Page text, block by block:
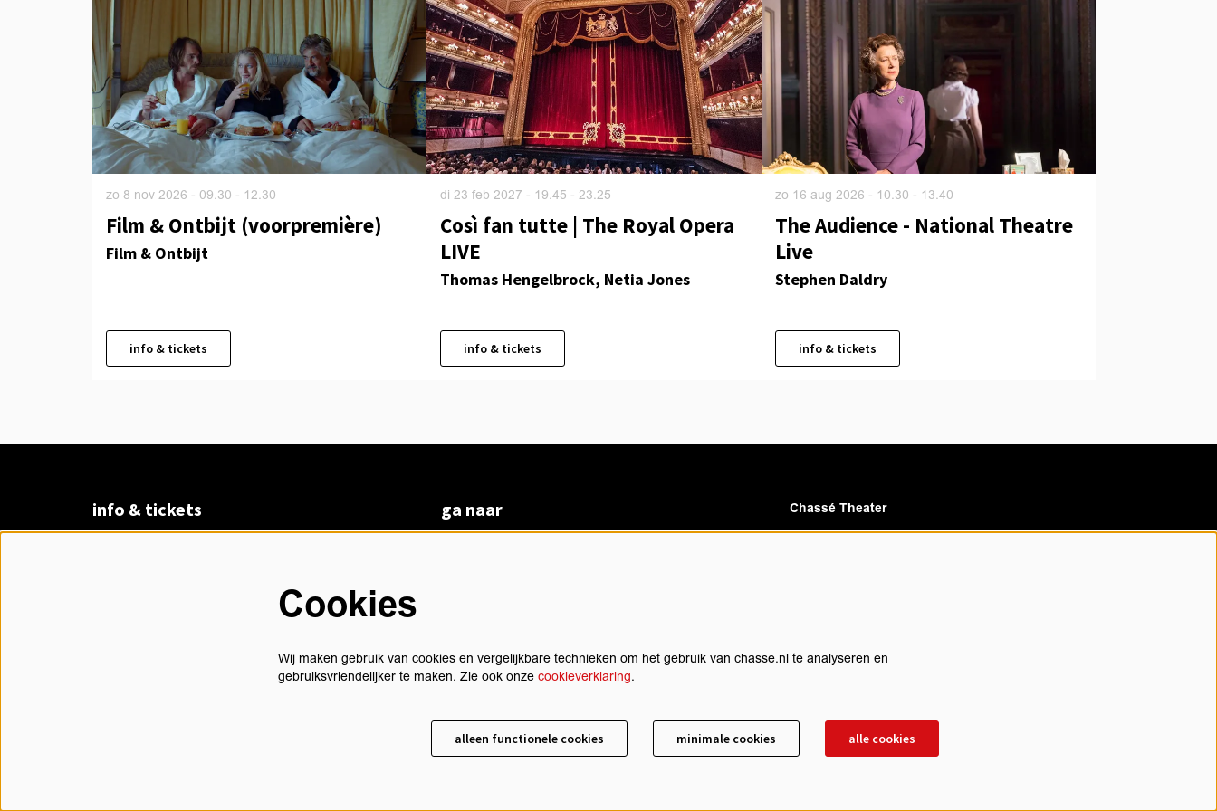
Film & Ontbijt (voorpremière)
Film & Ontbijt
zo 8 nov 2026 - 09.30 - 12.30
info & tickets
Così fan tutte | The Royal Opera
LIVE
Thomas Hengelbrock, Netia Jones
di 23 feb 2027- 19.45 - 23.25
info & tickets
The Audience - National Theatre
Live
Stephen Daldry
zo 16 aug 2026 - 10.30 - 13.40
info & tickets
info & tickets ga naar
cookieverklaring
algemene voorwaarden
contact
Chassé Theater
Cookies
Wij maken gebruik van cookies en vergelijkbare technieken om het gebruik van chasse.nl te analyseren en
gebruiksvriendelijker te maken. Zie ook onze cookieverklaring.
alleen functionele cookies minimale cookies alle cookies